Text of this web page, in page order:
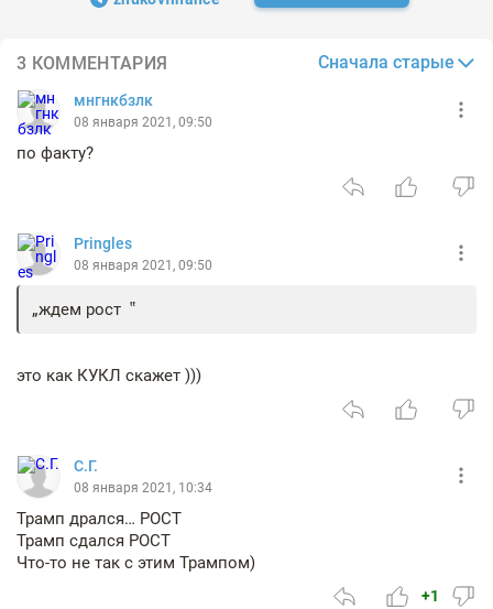
3 КОММЕНТАРИЯ Сначала старые
мнгнкбзлк
08 января 2021, 09:50
по факту?
Pringles
08 января 2021, 09:50
ждем рост
это как КУКЛ скажет )))
С.Г.
08 января 2021, 10:34
Трамп дрался… РОСТ
Трамп сдался РОСТ
Что-то не так с этим Трампом)
+1